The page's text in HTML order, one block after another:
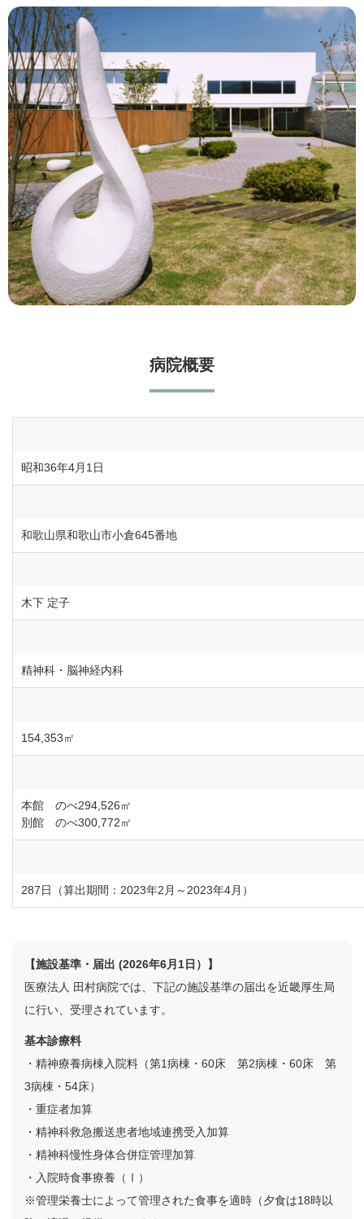
病院概要
昭和36年4月1日
和歌山県和歌山市小倉645番地
木下 定子
精神科・脳神経内科
154,353㎡
本館 のべ294,526㎡
別館 のべ300,772㎡
287日（算出期間：2023年2月～2023年4月）
【施設基準・届出 (2026年6月1日）】
医療法人 田村病院では、下記の施設基準の届出を近畿厚生局
に行い、受理されています。
基本診療料
・精神療養病棟入院料（第1病棟・60床 第2病棟・60床 第
3病棟・54床）
・重症者加算
・精神科救急搬送患者地域連携受入加算
・精神科慢性身体合併症管理加算
・入院時食事療養（Ⅰ）
※管理栄養士によって管理された食事を適時（夕食は18時以